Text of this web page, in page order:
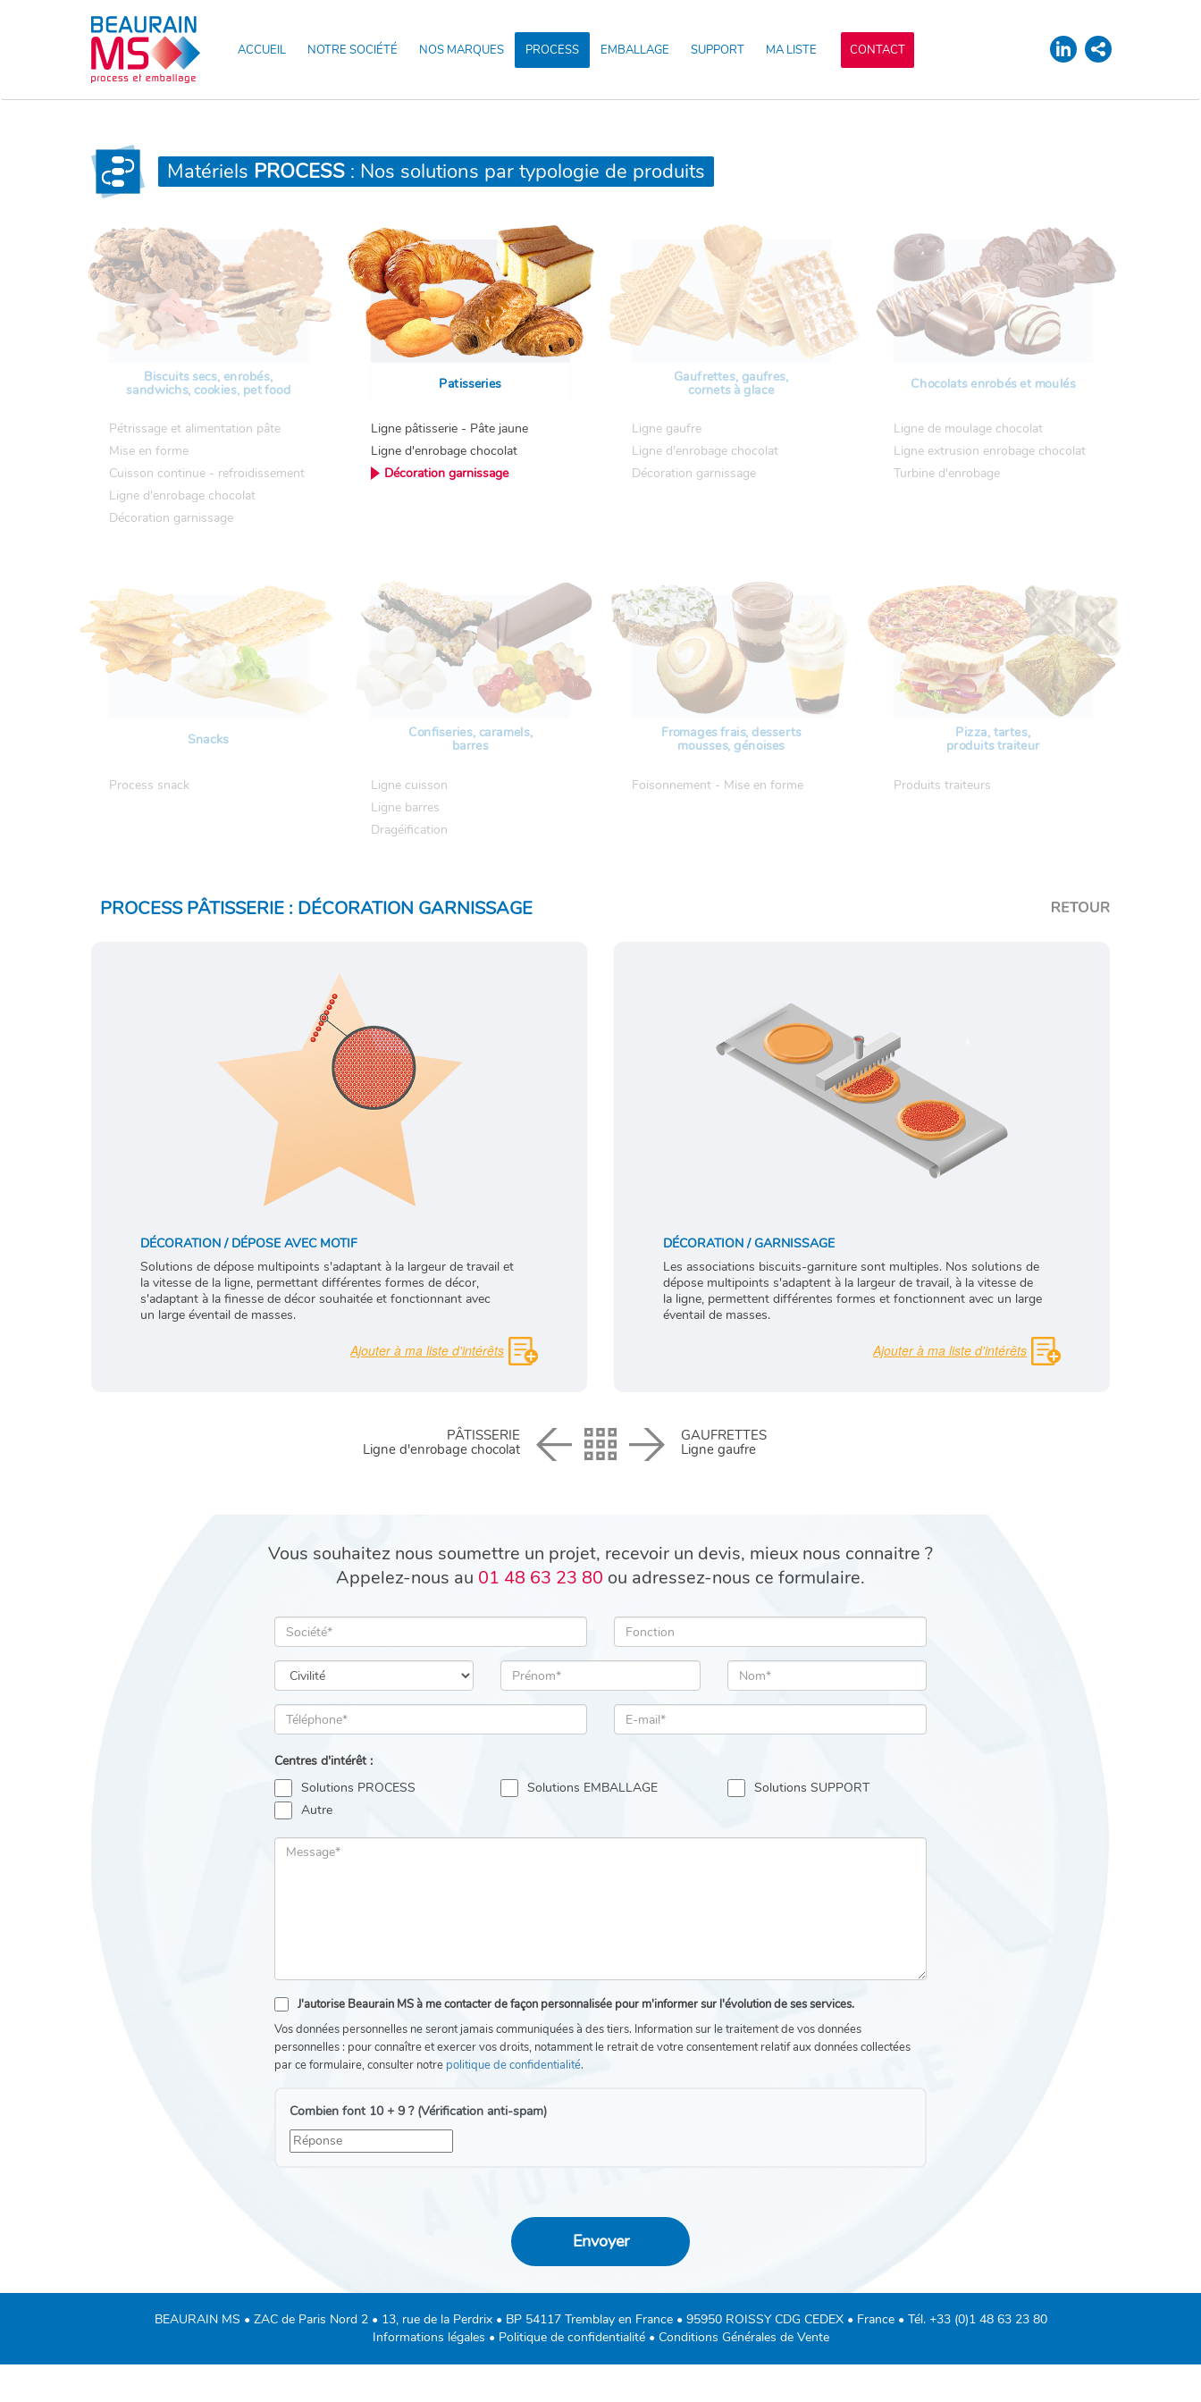
ACCUEIL NOTRE SOCIÉTÉ NOS MARQUES PROCESS EMBALLAGE SUPPORT MA LISTE CONTACT
Matériels PROCESS : Nos solutions par typologie de produits
Biscuits secs, enrobés,
sandwichs, cookies, pet food
Pétrissage et alimentation pâte
Mise en forme
Cuisson continue - refroidissement
Ligne d'enrobage chocolat
Décoration garnissage
Patisseries
Ligne pâtisserie - Pâte jaune
Ligne d'enrobage chocolat
Décoration garnissage
Gaufrettes, gaufres,
cornets à glace
Ligne gaufre
Ligne d'enrobage chocolat
Décoration garnissage
Chocolats enrobés et moulés
Ligne de moulage chocolat
Ligne extrusion enrobage chocolat
Turbine d'enrobage
Snacks
Process snack
Confiseries, caramels,
barres
Ligne cuisson
Ligne barres
Dragéification
Fromages frais, desserts
mousses, génoises
Foisonnement - Mise en forme
Pizza, tartes,
produits traiteur
Produits traiteurs
PROCESS PÂTISSERIE : DÉCORATION GARNISSAGE
DÉCORATION / DÉPOSE AVEC MOTIF
Solutions de dépose multipoints s'adaptant à la largeur de travail et
la vitesse de la ligne, permettant différentes formes de décor,
s'adaptant à la finesse de décor souhaitée et fonctionnant avec
un large éventail de masses.
DÉCORATION / GARNISSAGE
Les associations biscuits-garniture sont multiples. Nos solutions de
dépose multipoints s'adaptent à la largeur de travail, à la vitesse de
la ligne, permettent différentes formes et fonctionnent avec un large
éventail de masses.
PÂTISSERIE
Ligne d'enrobage chocolat
GAUFRETTES
Ligne gaufre
Vous souhaitez nous soumettre un projet, recevoir un devis, mieux nous connaitre ?
Appelez-nous au 01 48 63 23 80 ou adressez-nous ce formulaire.
Centres d'intérêt :
Solutions PROCESS
Solutions EMBALLAGE
Solutions SUPPORT
Autre
J'autorise Beaurain MS à me contacter de façon personnalisée pour m'informer sur l'évolution de ses services.
Vos données personnelles ne seront jamais communiquées à des tiers. Information sur le traitement de vos données
personnelles : pour connaître et exercer vos droits, notamment le retrait de votre consentement relatif aux données collectées
par ce formulaire, consulter notre politique de confidentialité.
Combien font 10 + 9 ? (Vérification anti-spam)
BEAURAIN MS • ZAC de Paris Nord 2 • 13, rue de la Perdrix • BP 54117 Tremblay en France • 95950 ROISSY CDG CEDEX • France • Tél. +33 (0)1 48 63 23 80
Informations légales • Politique de confidentialité• Conditions Générales de Vente